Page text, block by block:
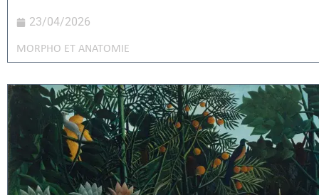
23/04/2026
MORPHO ET ANATOMIE